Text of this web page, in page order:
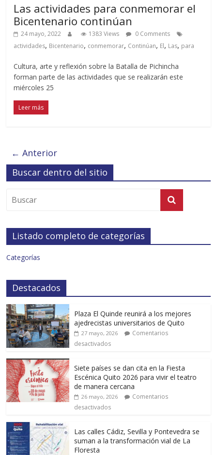
Las actividades para conmemorar el
Bicentenario continúan
24 mayo, 2022 1383 Views
0 Comments
actividades, Bicentenario, conmemorar, Continúan, El, Las, para
Cultura, arte y reflexión sobre la Batalla de Pichincha
forman parte de las actividades que se realizarán este
miércoles 25
Leer más
← Anterior
Buscar dentro del sitio
Listado completo de categorías
Categorías
Destacados
Plaza El Quinde reunirá a los mejores
ajedrecistas universitarios de Quito
27 mayo, 2026
Comentarios
desactivados
Siete países se dan cita en la Fiesta
Escénica Quito 2026 para vivir el teatro
de manera cercana
26 mayo, 2026
Comentarios
desactivados
Las calles Cádiz, Sevilla y Pontevedra se
suman a la transformación vial de La
Floresta